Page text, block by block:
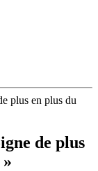
plus en plus du
de plus